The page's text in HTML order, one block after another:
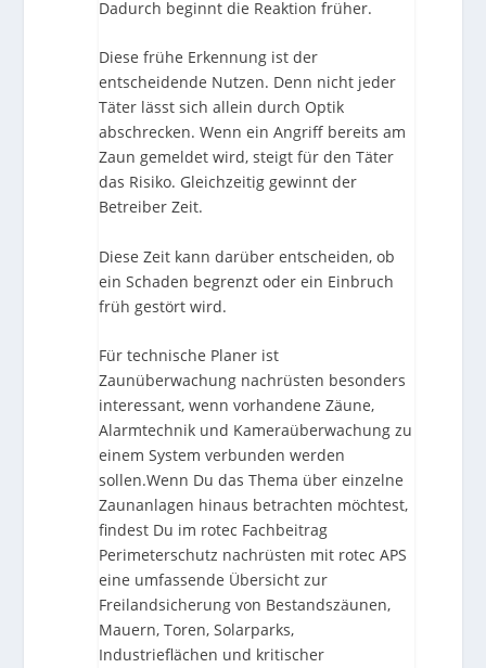
Dadurch beginnt die Reaktion früher.
Diese frühe Erkennung ist der
entscheidende Nutzen. Denn nicht jeder
Täter lässt sich allein durch Optik
abschrecken. Wenn ein Angriff bereits am
Zaun gemeldet wird, steigt für den Täter
das Risiko. Gleichzeitig gewinnt der
Betreiber Zeit.
Diese Zeit kann darüber entscheiden, ob
ein Schaden begrenzt oder ein Einbruch
früh gestört wird.
Für technische Planer ist
Zaunüberwachung nachrüsten besonders
interessant, wenn vorhandene Zäune,
Alarmtechnik und Kameraüberwachung zu
einem System verbunden werden
sollen.Wenn Du das Thema über einzelne
Zaunanlagen hinaus betrachten möchtest,
findest Du im rotec Fachbeitrag
Perimeterschutz nachrüsten mit rotec APS
eine umfassende Übersicht zur
Freilandsicherung von Bestandszäunen,
Mauern, Toren, Solarparks,
Industrieflächen und kritischer